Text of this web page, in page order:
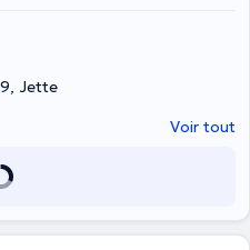
Jette
Voir tout